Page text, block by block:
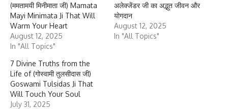
(ममतामयी मिनीमाता जी) Mamata
Mayi Minimata Ji That Will
Warm Your Heart
August 12, 2025
In "All Topics"
अलेक्जेंडर जी का अद्भुत जीवन और
योगदान
August 12, 2025
In "All Topics"
7 Divine Truths from the
Life of (गोस्वामी तुलसीदास जी)
Goswami Tulsidas Ji That
Will Touch Your Soul
July 31, 2025